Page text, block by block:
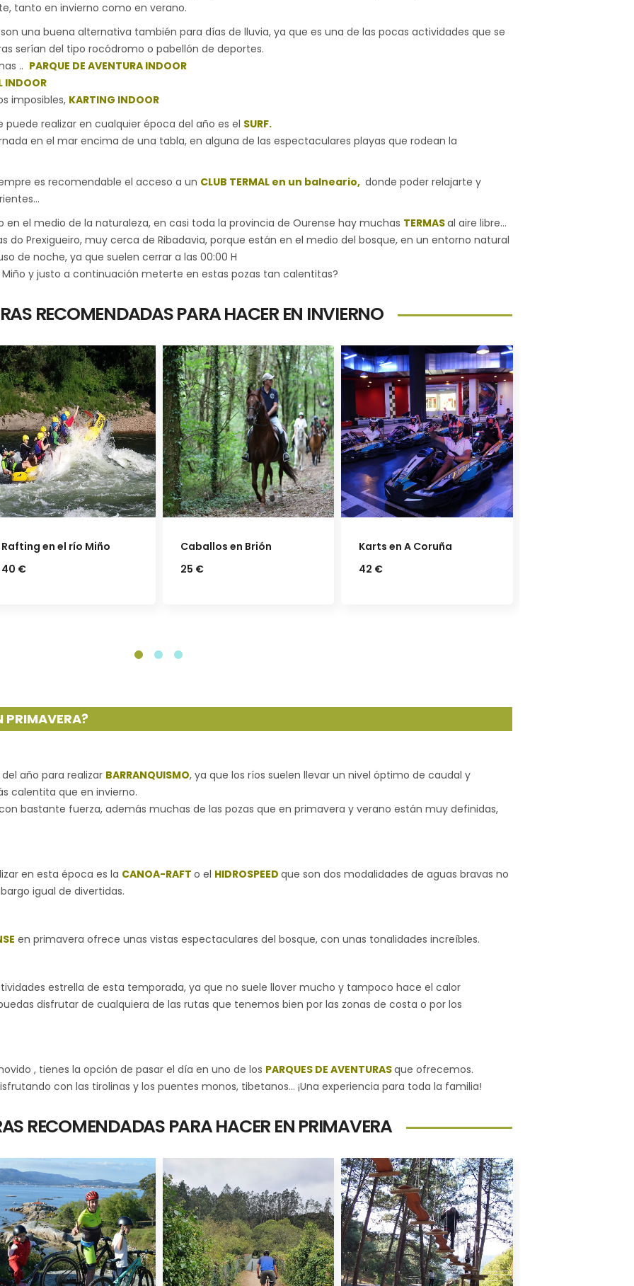
tanto en invierno como en verano.
una buena alternativa también para días de lluvia, ya que es una de las pocas actividades que se
serían del tipo rocódromo o pabellón de deportes.
.. PARQUE DE AVENTURA INDOOR
INDOOR
imposibles, KARTING INDOOR
realizar en cualquier época del año es el SURF.
en el mar encima de una tabla, en alguna de las espectaculares playas que rodean la
es recomendable el acceso a un CLUB TERMAL en un balneario, donde poder relajarte y
en el medio de la naturaleza, en casi toda la provincia de Ourense hay muchas TERMASal aire libre…
do Prexigueiro, muy cerca de Ribadavia, porque están en el medio del bosque, en un entorno natural
de noche, ya que suelen cerrar a las 00:00 H
y justo a continuación meterte en estas pozas tan calentitas?
RECOMENDADAS PARA HACER EN INVIERNO
Caballos en Brión
25 €
Karts en A Coruña
42 €
Club termal Compostela
23 €
PRIMAVERA?
año para realizar BARRANQUISMO, ya que los ríos suelen llevar un nivel óptimo de caudal y
calentita que en invierno.
bastante fuerza, además muchas de las pozas que en primavera y verano están muy definidas,
en esta época es la CANOA-RAFT o el HIDROSPEED que son dos modalidades de aguas bravas no
igual de divertidas.
en primavera ofrece unas vistas espectaculares del bosque, con unas tonalidades increíbles.
estrella de esta temporada, ya que no suele llover mucho y tampoco hace el calor
disfrutar de cualquiera de las rutas que tenemos bien por las zonas de costa o por los
, tienes la opción de pasar el día en uno de los PARQUES DE AVENTURASque ofrecemos.
con las tirolinas y los puentes monos, tibetanos… ¡Una experiencia para toda la familia!
RECOMENDADAS PARA HACER EN PRIMAVERA